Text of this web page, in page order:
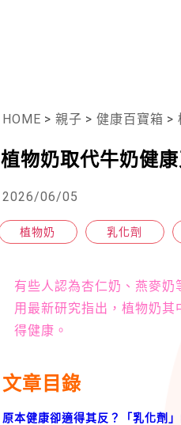
HOME > 親子 > 健康百寶箱 >
植物奶取代牛奶健
2026/06/05
植物奶 乳化劑
有些人認為杏仁奶、燕麥奶
用最新研究指出，植物奶
得健康。
文章目錄
原本健康卻適得其反？「乳化劑